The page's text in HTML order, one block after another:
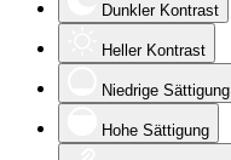
Dunkler Kontrast
Heller Kontrast
Niedrige Sättigung
Hohe Sättigung